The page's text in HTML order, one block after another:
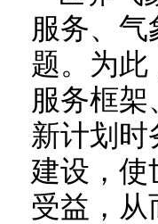
服务、
题。为此
服务框
新计划
建设，使
受益，